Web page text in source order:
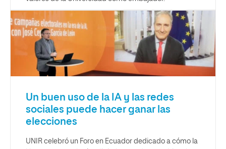
Un buen uso de la IA y las redes
sociales puede hacer ganar las
elecciones
UNIR celebró un Foro en Ecuador dedicado a cómo la